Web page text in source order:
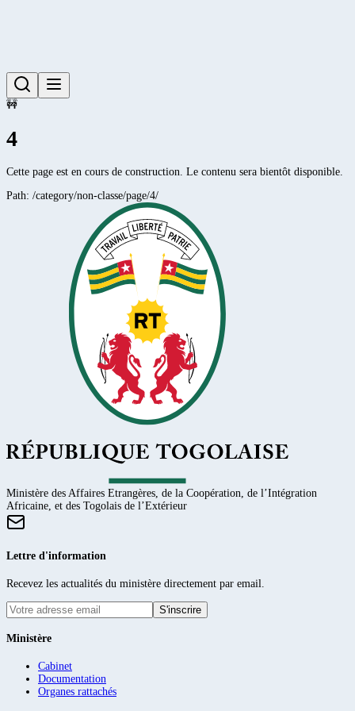
🚧
4
Cette page est en cours de construction. Le contenu sera bientôt disponible.
Path: /category/non-classe/page/4/
Ministère des Affaires Etrangères, de la Coopération, de l’Intégration
Africaine, et des Togolais de l’Extérieur
Lettre d'information
Recevez les actualités du ministère directement par email.
S'inscrire
Ministère
Cabinet
Documentation
Organes rattachés